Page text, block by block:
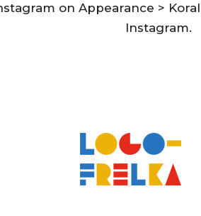
on Appearance >
Instagram.